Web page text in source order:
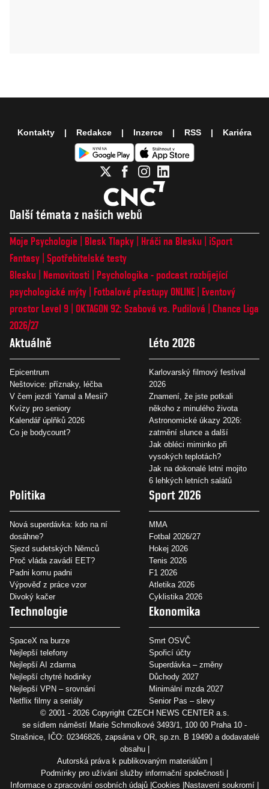
Další témata z našich webů
Moje Psychologie Blesk Tlapky Hráči na Blesku
iSport
Fantasy Spotřebitelské testy
Blesku
Nemovitosti
Psychologika - podcast rozbíjející
psychologické mýty
Fotbalové přestupy ONLINE
Eventový
prostor Level 9 OKTAGON 92: Szabová vs. Pudilová
Chance Liga
2026/27
Aktuálně
Epicentrum
Neštovice: příznaky, léčba
V čem jezdí Yamal a Mesii?
Kvízy pro seniory
Kalendář úplňků 2026
Co je bodycount?
Léto 2026
Karlovarský filmový festival
2026
Znamení, že jste potkali
někoho z minulého života
Astronomické úkazy 2026:
zatmění slunce a další
Jak obléci miminko při
vysokých teplotách?
Jak na dokonalé letní mojito
6 lehkých letních salátů
Politika
Nová superdávka: kdo na ní
dosáhne?
Sjezd sudetských Němců
Proč vláda zavádí EET?
Padni komu padni
Výpověď z práce vzor
Divoký kačer
Sport 2026
MMA
Fotbal 2026/27
Hokej 2026
Tenis 2026
F1 2026
Atletika 2026
Cyklistika 2026
Technologie
SpaceX na burze
Nejlepší telefony
Nejlepší AI zdarma
Nejlepší chytré hodinky
Nejlepší VPN – srovnání
Netflix filmy a seriály
Ekonomika
Smrt OSVČ
Spořicí účty
Superdávka – změny
Důchody 2027
Minimální mzda 2027
Senior Pas – slevy
Kontakty Redakce Inzerce RSS Kariéra
© 2001 - 2026 Copyright CZECH NEWS CENTER a.s.
se sídlem náměstí Marie Schmolkové 3493/1, 100 00 Praha 10 -
Strašnice, IČO: 02346826, zapsána v OR, sp.zn. B 19490 a dodavatelé
obsahu
Autorská práva k publikovaným materiálům
Podmínky pro užívání služby informační společnosti
Informace o zpracování osobních údajů Cookies Nastavení soukromí